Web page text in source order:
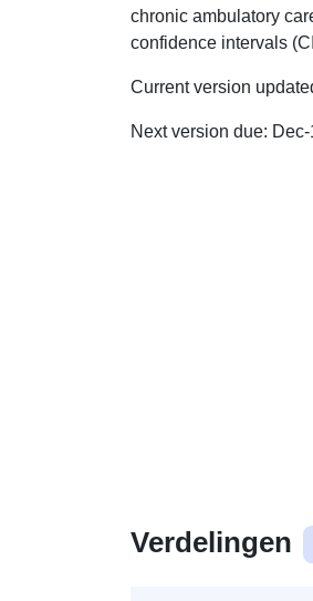
chronic ambulatory
confidence intervals
Current version
Next version due: Dec-
Verdelingen